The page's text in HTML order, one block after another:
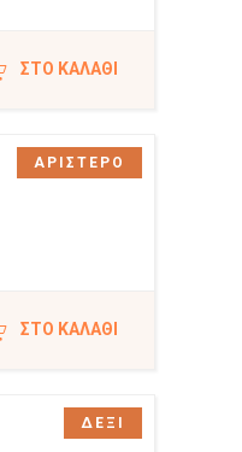
ΣΤΟ ΚΑΛΆΘΙ
ΣΤΟ ΚΑΛΆΘΙ
ΑΡΙΣΤΕΡΟ
ΔΕΞΙ